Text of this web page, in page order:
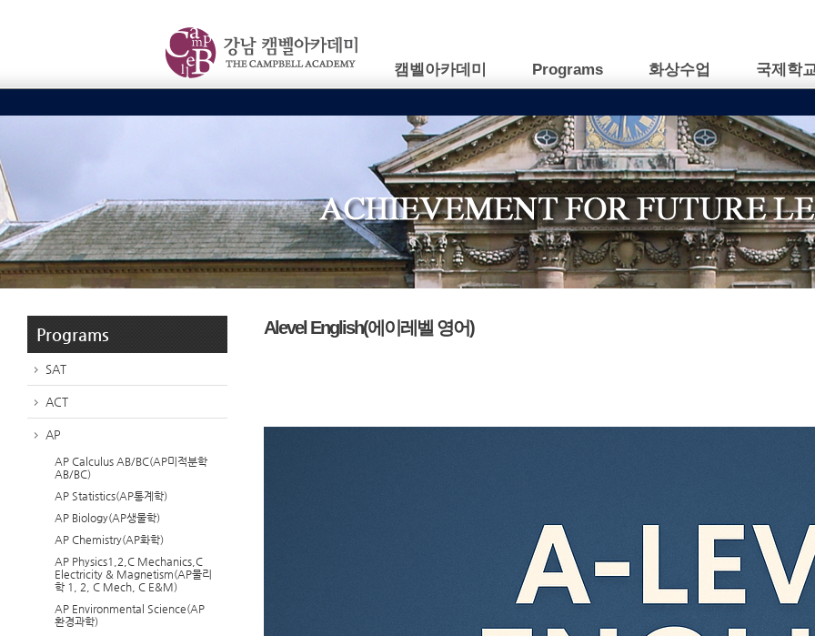
캠벨아카데미 Programs 화상수업 국제학
Programs
SAT
ACT
AP
AP Calculus AB/BC(AP미적분학
AB/BC)
AP Statistics(AP통계학)
AP Biology(AP생물학)
AP Chemistry(AP화학)
AP Physics1,2,C Mechanics,C
Electricity & Magnetism(AP물리
학 1, 2, C Mech, C E&M)
AP Environmental Science(AP
환경과학)
Alevel English(에이레벨 영어)